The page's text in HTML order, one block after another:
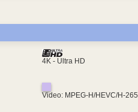
4K - Ultra HD
Video: MPEG-H/HEVC/H-265